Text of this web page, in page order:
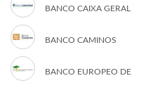
BANCO CAIXA GERAL
BANCO CAMINOS
BANCO EUROPEO DE